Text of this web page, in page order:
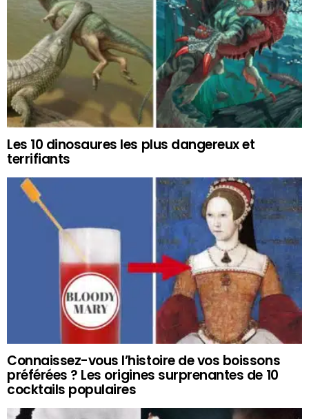
Les 10 dinosaures les plus dangereux et
terrifiants
Connaissez-vous l’histoire de vos boissons
préférées ? Les origines surprenantes de 10
cocktails populaires